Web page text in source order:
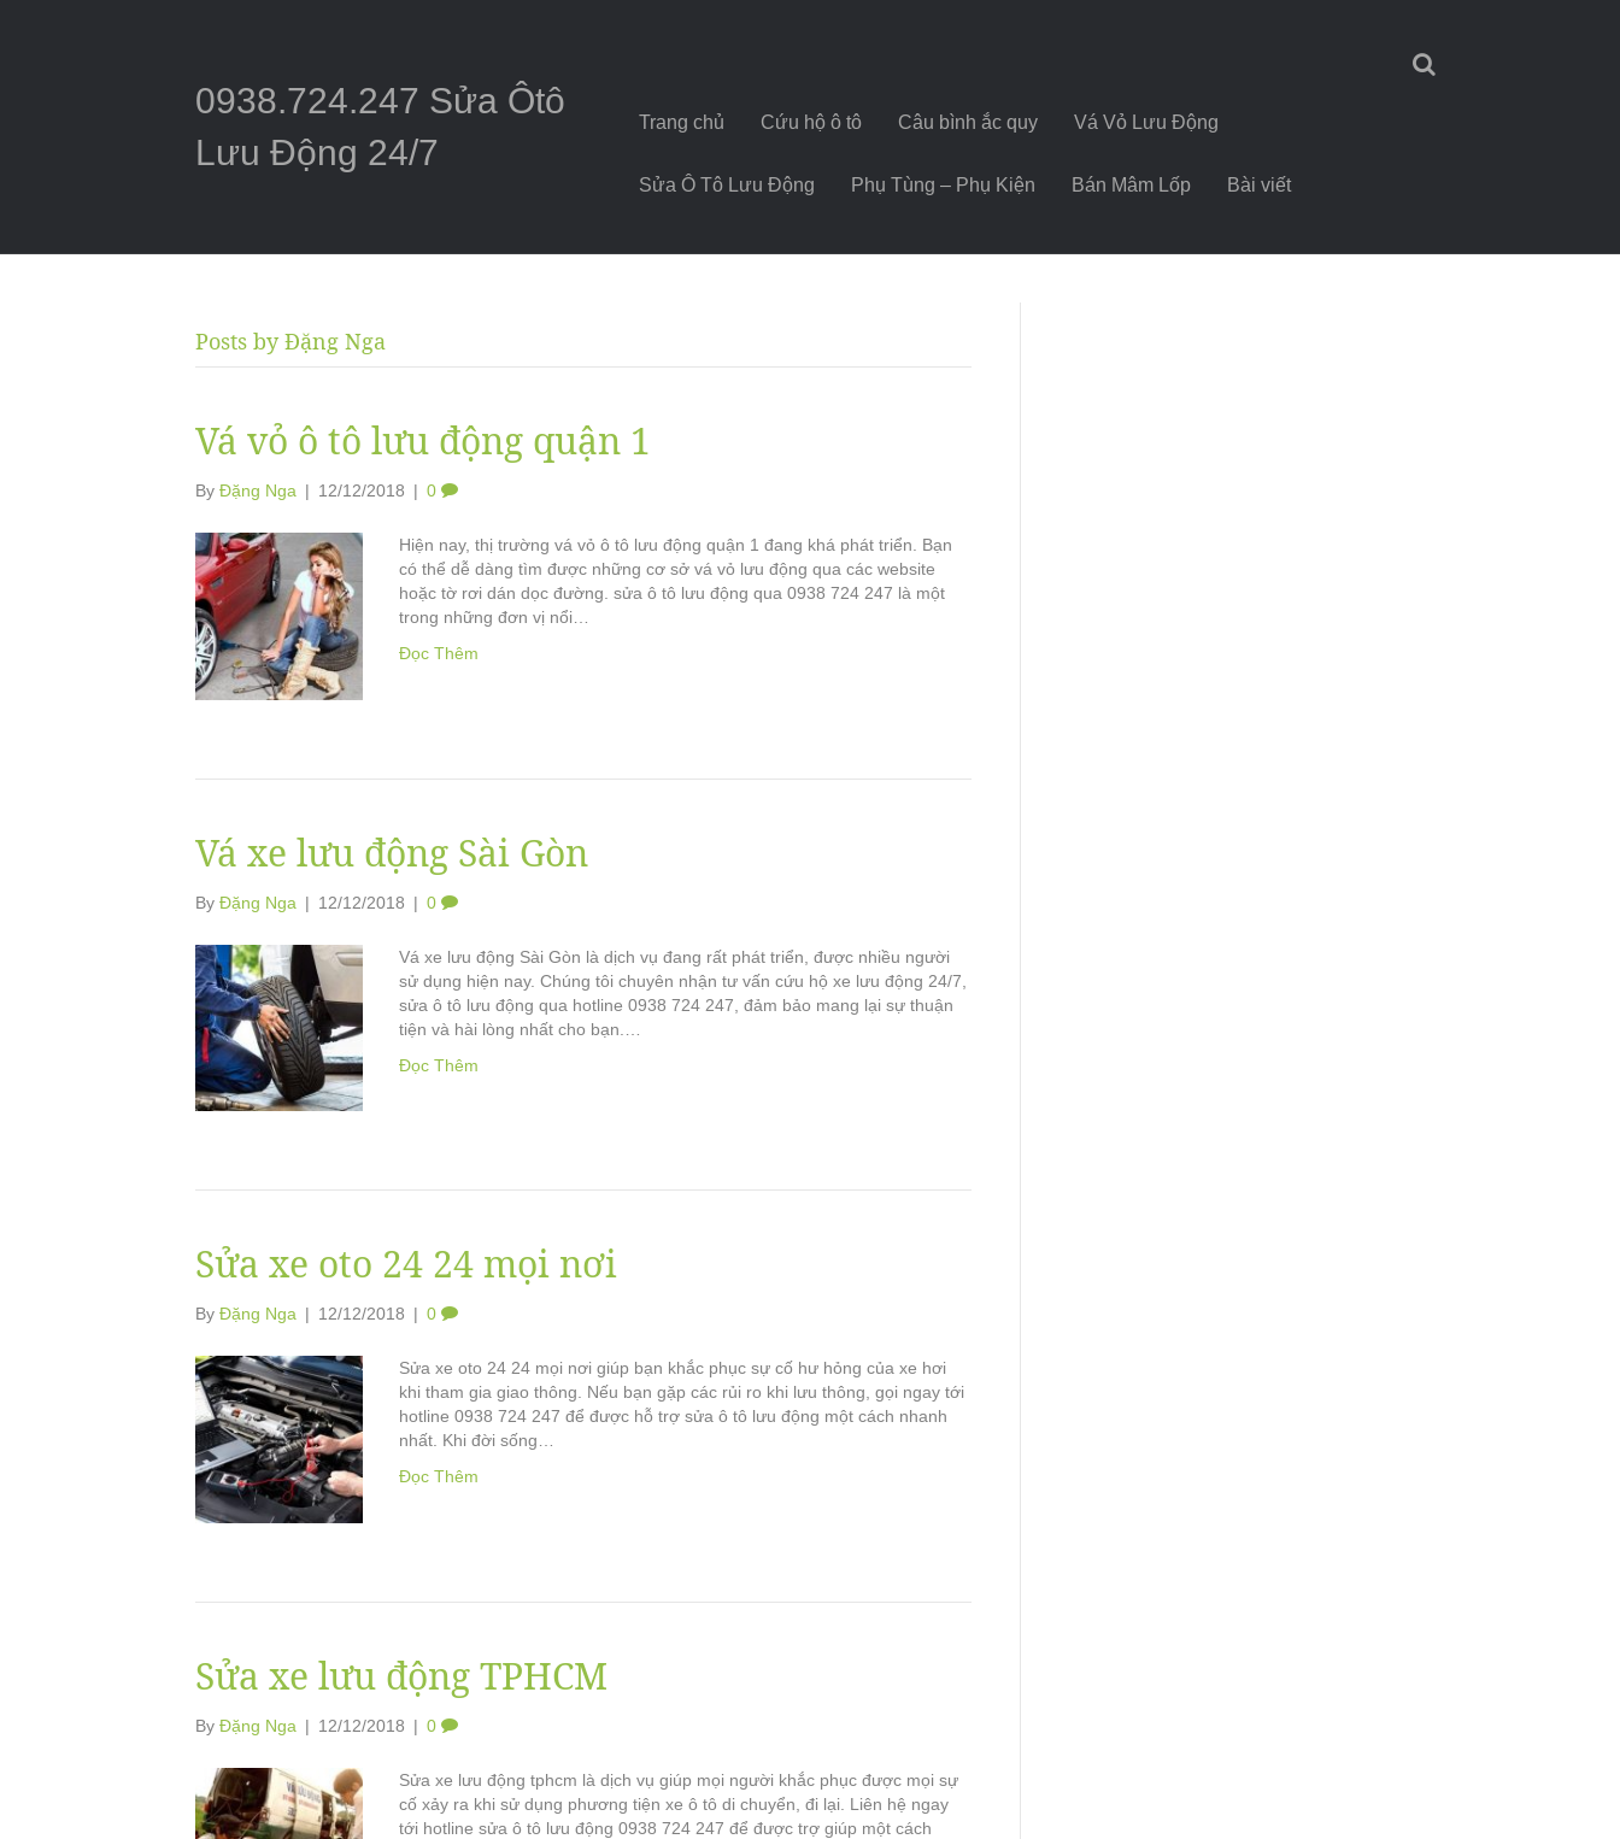
0938.724.247 Sửa Ôtô
Lưu Động 24/7
Trang chủ Cứu hộ ô tô Câu bình ắc quy Vá Vỏ Lưu Động
Sửa Ô Tô Lưu Động Phụ Tùng – Phụ Kiện Bán Mâm Lốp Bài viết
Posts by Đặng Nga
Vá vỏ ô tô lưu động quận 1
By Đặng Nga | 12/12/2018 | 0
Hiện nay, thị trường vá vỏ ô tô lưu động quận 1 đang khá phát triển. Bạn
có thể dễ dàng tìm được những cơ sở vá vỏ lưu động qua các website
hoặc tờ rơi dán dọc đường. sửa ô tô lưu động qua 0938 724 247 là một
trong những đơn vị nổi…
Đọc Thêm
Vá xe lưu động Sài Gòn
By Đặng Nga | 12/12/2018 | 0
Vá xe lưu động Sài Gòn là dịch vụ đang rất phát triển, được nhiều người
sử dụng hiện nay. Chúng tôi chuyên nhận tư vấn cứu hộ xe lưu động 24/7,
sửa ô tô lưu động qua hotline 0938 724 247, đảm bảo mang lại sự thuận
tiện và hài lòng nhất cho bạn.…
Đọc Thêm
Sửa xe oto 24 24 mọi nơi
By Đặng Nga | 12/12/2018 | 0
Sửa xe oto 24 24 mọi nơi giúp bạn khắc phục sự cố hư hỏng của xe hơi
khi tham gia giao thông. Nếu bạn gặp các rủi ro khi lưu thông, gọi ngay tới
hotline 0938 724 247 để được hỗ trợ sửa ô tô lưu động một cách nhanh
nhất. Khi đời sống…
Đọc Thêm
Sửa xe lưu động TPHCM
By Đặng Nga | 12/12/2018 | 0
Sửa xe lưu động tphcm là dịch vụ giúp mọi người khắc phục được mọi sự
cố xảy ra khi sử dụng phương tiện xe ô tô di chuyển, đi lại. Liên hệ ngay
tới hotline sửa ô tô lưu động 0938 724 247 để được trợ giúp một cách